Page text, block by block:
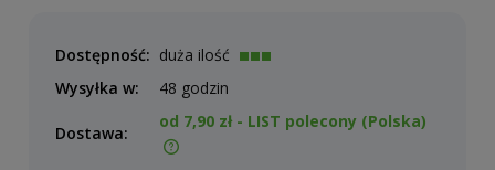
Dostępność: duża ilość
Wysyłka w:
48 godzin
Dostawa:
od 7,90 zł - LIST polecony (Polska)